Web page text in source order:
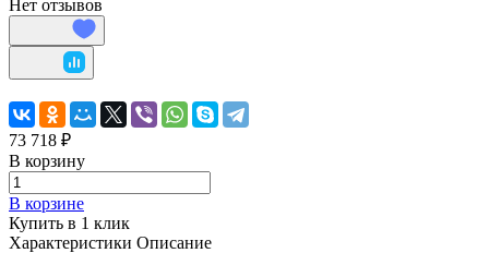
Нет отзывов
73 718 ₽
В корзину
В корзине
Купить в 1 клик
Характеристики Описание